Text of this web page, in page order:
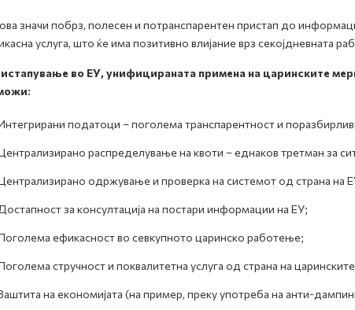
значи побрз, полесен и потранспарентен пристап до
услуга, што ќе има позитивно влијание врз секојдневната
во ЕУ, унифицираната примена на царинските
податоци – поголема транспарентност и
распределување на квоти – еднаков третман за
одржување и проверка на системот од страна на
за консултација на постари информации на ЕУ;
ефикасност во севкупното царинско работење;
стручност и поквалитетна услуга од страна на
на економијата (на пример, преку употреба на анти-